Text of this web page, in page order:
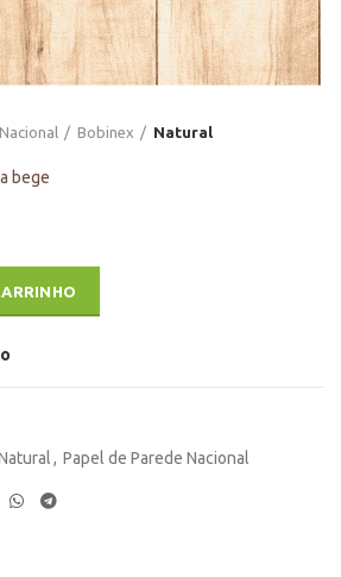
Bobinex Natural
bege
, Papel de Parede Nacional